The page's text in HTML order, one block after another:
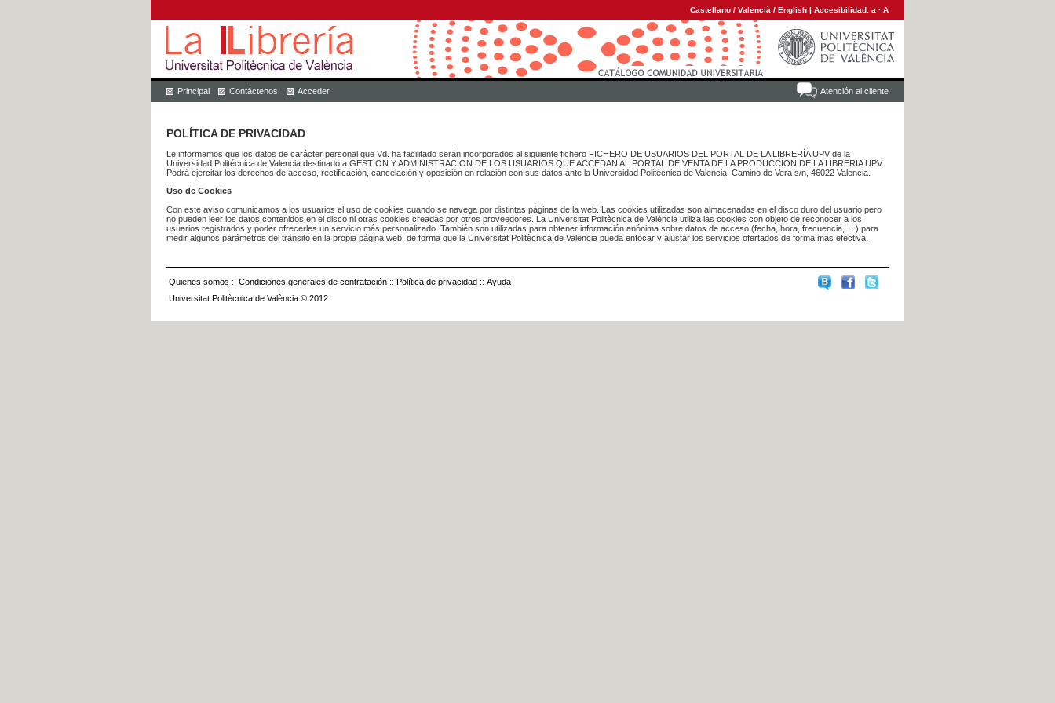
Castellano / Valencià / English | Accesibilidad: a · A
Atención al cliente
Principal Contáctenos Acceder
POLÍTICA DE PRIVACIDAD
Le informamos que los datos de carácter personal que Vd. ha facilitado serán incorporados al siguiente fichero FICHERO DE USUARIOS DEL PORTAL DE LA LIBRERÍA UPV de la
Universidad Politécnica de Valencia destinado a GESTION Y ADMINISTRACION DE LOS USUARIOS QUE ACCEDAN AL PORTAL DE VENTA DE LA PRODUCCION DE LA LIBRERIA UPV.
Podrá ejercitar los derechos de acceso, rectificación, cancelación y oposición en relación con sus datos ante la Universidad Politécnica de Valencia, Camino de Vera s/n, 46022 Valencia.
Uso de Cookies
Con este aviso comunicamos a los usuarios el uso de cookies cuando se navega por distintas páginas de la web. Las cookies utilizadas son almacenadas en el disco duro del usuario pero
no pueden leer los datos contenidos en el disco ni otras cookies creadas por otros proveedores. La Universitat Politècnica de València utiliza las cookies con objeto de reconocer a los
usuarios registrados y poder ofrecerles un servicio más personalizado. También son utilizadas para obtener información anónima sobre datos de acceso (fecha, hora, frecuencia, …) para
medir algunos parámetros del tránsito en la propia página web, de forma que la Universitat Politècnica de València pueda enfocar y ajustar los servicios ofertados de forma más efectiva.
Quienes somos :: Condiciones generales de contratación :: Política de privacidad :: Ayuda
Universitat Politècnica de València © 2012